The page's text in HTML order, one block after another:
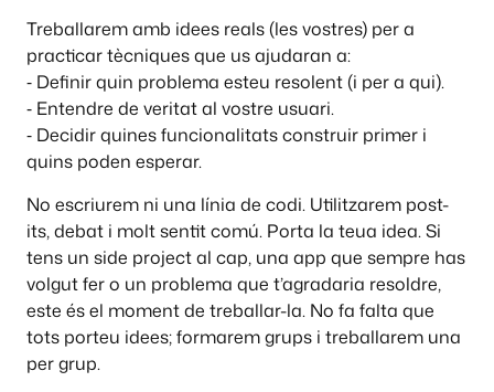
Treballarem amb idees reals (les vostres) per a
practicar tècniques que us ajudaran a:
⁃ Definir quin problema esteu resolent (i per a qui).
⁃ Entendre de veritat al vostre usuari.
⁃ Decidir quines funcionalitats construir primer i
quins poden esperar.
No escriurem ni una línia de codi. Utilitzarem post-
its, debat i molt sentit comú. Porta la teua idea. Si
tens un side project al cap, una app que sempre has
volgut fer o un problema que t’agradaria resoldre,
este és el moment de treballar-la. No fa falta que
tots porteu idees; formarem grups i treballarem una
per grup.